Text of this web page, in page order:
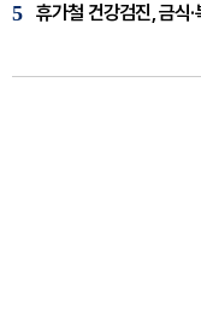
5 휴가철 건강검진, 금식